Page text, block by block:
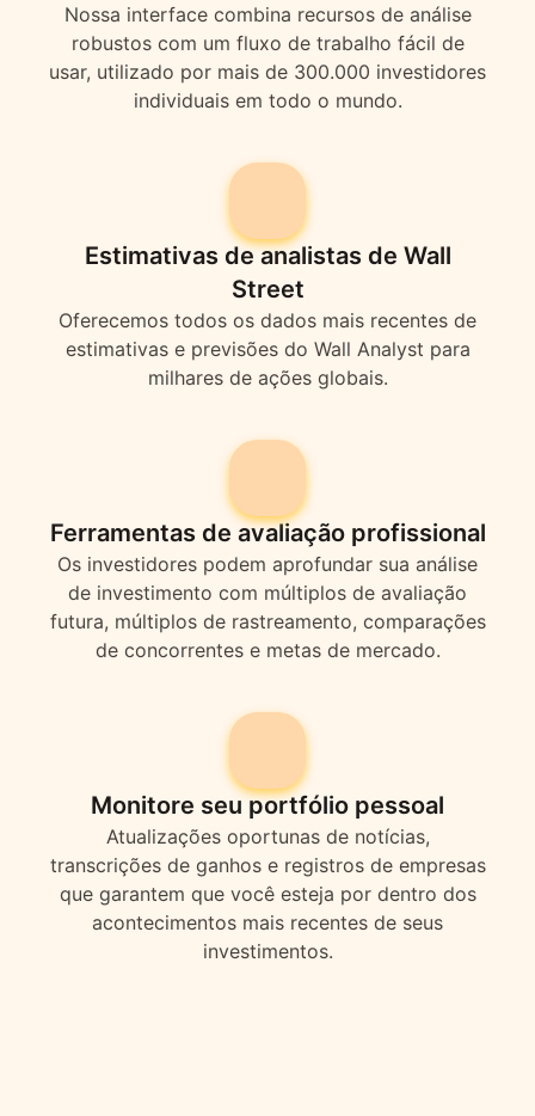
Nossa interface combina recursos de análise
robustos com um fluxo de trabalho fácil de
usar, utilizado por mais de 300.000 investidores
individuais em todo o mundo.
Estimativas de analistas de Wall
Street
Oferecemos todos os dados mais recentes de
estimativas e previsões do Wall Analyst para
milhares de ações globais.
Ferramentas de avaliação profissional
Os investidores podem aprofundar sua análise
de investimento com múltiplos de avaliação
futura, múltiplos de rastreamento, comparações
de concorrentes e metas de mercado.
Monitore seu portfólio pessoal
Atualizações oportunas de notícias,
transcrições de ganhos e registros de empresas
que garantem que você esteja por dentro dos
acontecimentos mais recentes de seus
investimentos.